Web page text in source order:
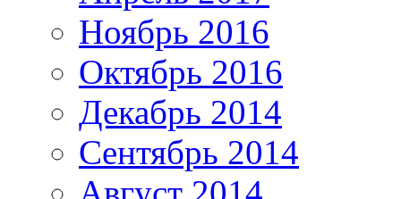
Ноябрь 2016
Октябрь 2016
Декабрь 2014
Сентябрь 2014